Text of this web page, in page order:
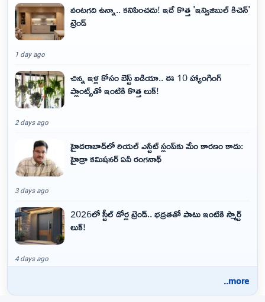
వంటగది ఉన్నా.. కనిపించదు! ఇదే కొత్త 'ఇన్విజిబుల్ కిచెన్'
ట్రెండ్
1 day ago
చిన్న ఇళ్ల కోసం బెస్ట్ ఐడియా.. ఈ 10 హ్యాంగింగ్
ప్లాంట్స్‌తో ఇంటికి కొత్త లుక్!
2 days ago
హైదరాబాద్‌లో రియల్ ఎస్టేట్ స్లంప్‌కు మేం కారణం కాదు:
హైడ్రా కమిషనర్ ఏవీ రంగనాథ్
3 days ago
2026లో స్టీల్ డోర్ల ట్రెండ్.. భద్రతతో పాటు ఇంటికి స్మార్ట్
లుక్!
4 days ago
..more